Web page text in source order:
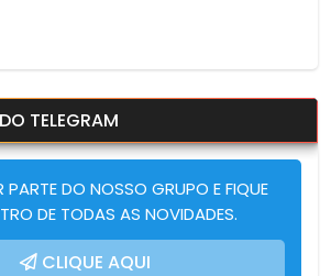
TELEGRAM
PARTE DO NOSSO GRUPO E FIQUE
DE TODAS AS NOVIDADES.
CLIQUE AQUI